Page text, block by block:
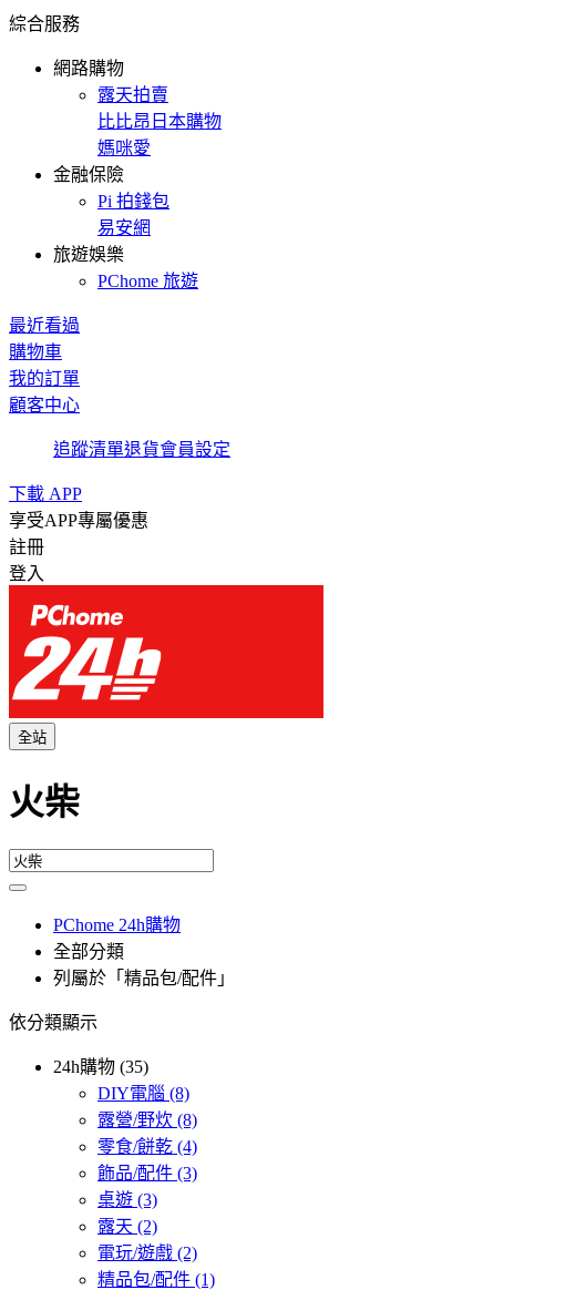
綜合服務
網路購物
露天拍賣
比比昂日本購物
媽咪愛
金融保險
Pi 拍錢包
易安網
旅遊娛樂
PChome 旅遊
最近看過
購物車
我的訂單
顧客中心
追蹤清單退貨會員設定
下載 APP
享受APP專屬優惠
註冊
登入
全站
火柴
PChome 24h購物
全部分類
列屬於「精品包/配件」
依分類顯示
24h購物 (35)
DIY電腦 (8)
露營/野炊 (8)
零食/餅乾 (4)
飾品/配件 (3)
桌遊 (3)
露天 (2)
電玩/遊戲 (2)
精品包/配件 (1)